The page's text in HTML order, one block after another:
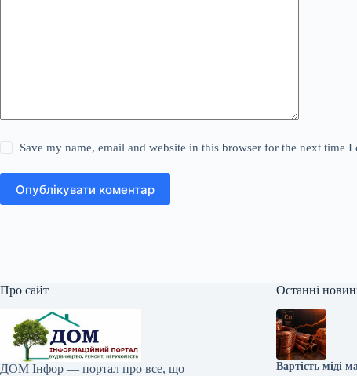
Save my name, email and website in this browser for the next time I
Опублікувати коментар
Про сайт
ДОМ Інфор — портал про все, що
Останні
Вартість міді